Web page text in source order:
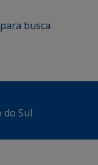
busca
do Sul